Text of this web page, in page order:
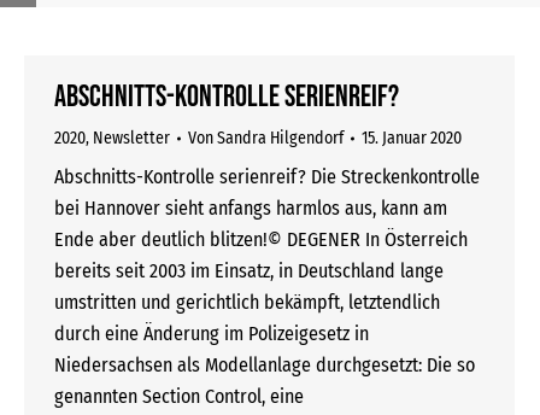
Abschnitts-Kontrolle serienreif?
2020, Newsletter VonSandra Hilgendorf 15. Januar 2020
Abschnitts-Kontrolle serienreif? Die Streckenkontrolle
bei Hannover sieht anfangs harmlos aus, kann am
Ende aber deutlich blitzen!© DEGENER In Österreich
bereits seit 2003 im Einsatz, in Deutschland lange
umstritten und gerichtlich bekämpft, letztendlich
durch eine Änderung im Polizeigesetz in
Niedersachsen als Modellanlage durchgesetzt: Die so
genannten Section Control, eine